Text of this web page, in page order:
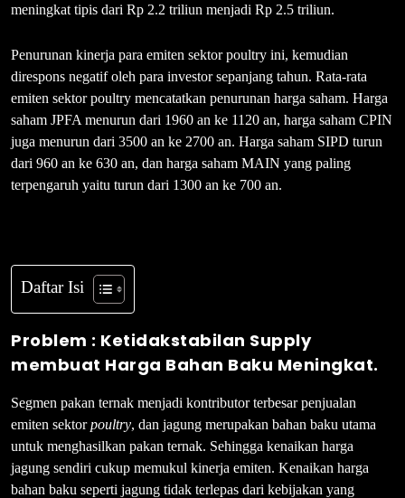
meningkat tipis dari Rp 2.2 triliun menjadi Rp 2.5 triliun.
Penurunan kinerja para emiten sektor poultry ini, kemudian
direspons negatif oleh para investor sepanjang tahun. Rata-rata
emiten sektor poultry mencatatkan penurunan harga saham. Harga
saham JPFA menurun dari 1960 an ke 1120 an, harga saham CPIN
juga menurun dari 3500 an ke 2700 an. Harga saham SIPD turun
dari 960 an ke 630 an, dan harga saham MAIN yang paling
terpengaruh yaitu turun dari 1300 an ke 700 an.
Daftar Isi
Problem : Ketidakstabilan Supply
membuat Harga Bahan Baku Meningkat.
Segmen pakan ternak menjadi kontributor terbesar penjualan
emiten sektorpoultry, dan jagung merupakan bahan baku utama
untuk menghasilkan pakan ternak. Sehingga kenaikan harga
jagung sendiri cukup memukul kinerja emiten. Kenaikan harga
bahan baku seperti jagung tidak terlepas dari kebijakan yang